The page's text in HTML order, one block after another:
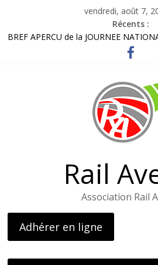
contenu
vendredi, août 7,
Récents :
BREF APERCU de la JOURNEE
Bordereau inscription visite LOHR
Lettre adhérents élus et usagers
Gares routières : un rapport préconise
L’AG de l’association – le 26 avril 2025
Rail
Association Rail
Adhérer en ligne